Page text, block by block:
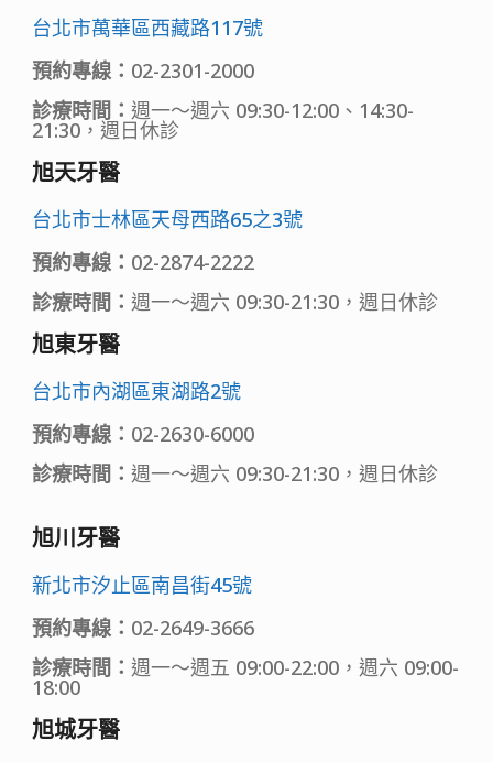
台北市萬華區西藏路117號
預約專線： 02-2301-2000
診療時間：週一～週六 09:30-12:00、14:30-
21:30，週日休診
旭天牙醫
台北市士林區天母西路65之3號
預約專線： 02-2874-2222
診療時間：週一～週六 09:30-21:30，週日休診
旭東牙醫
台北市內湖區東湖路2號
預約專線： 02-2630-6000
診療時間：週一～週六 09:30-21:30，週日休診
旭川牙醫
新北市汐止區南昌街45號
預約專線： 02-2649-3666
診療時間：週一～週五 09:00-22:00，週六 09:00-
18:00
旭城牙醫